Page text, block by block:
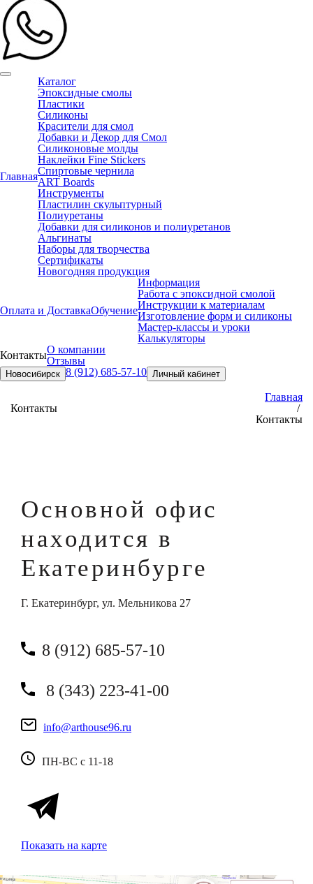
Главная
Каталог
Эпоксидные смолы
Пластики
Силиконы
Красители для смол
Добавки и Декор для Смол
Силиконовые молды
Наклейки Fine Stickers
Спиртовые чернила
ART Boards
Инструменты
Пластилин скульптурный
Полиуретаны
Добавки для силиконов и полиуретанов
Альгинаты
Наборы для творчества
Сертификаты
Новогодняя продукция
Оплата и ДоставкаОбучение
Информация
Работа с эпоксидной смолой
Инструкции к материалам
Изготовление форм и силиконы
Мастер-классы и уроки
Калькуляторы
КонтактыО компании
Отзывы
Новосибирск 8 (912) 685-57-10 Личный кабинет
Контакты
Главная
/
Контакты
Основной офис
находится в
Екатеринбурге
Г. Екатеринбург, ул. Мельникова 27
8 (912) 685-57-10
8 (343) 223-41-00
info@arthouse96.ru
ПН-ВС с 11-18
Показать на карте